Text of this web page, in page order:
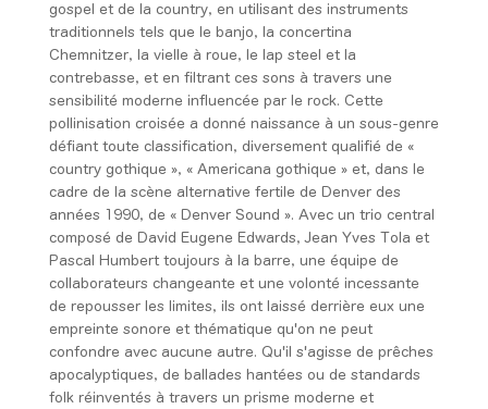
gospel et de la country, en utilisant des instruments
traditionnels tels que le banjo, la concertina
Chemnitzer, la vielle à roue, le lap steel et la
contrebasse, et en filtrant ces sons à travers une
sensibilité moderne influencée par le rock. Cette
pollinisation croisée a donné naissance à un sous-genre
défiant toute classification, diversement qualifié de «
country gothique », « Americana gothique » et, dans le
cadre de la scène alternative fertile de Denver des
années 1990, de « Denver Sound ». Avec un trio central
composé de David Eugene Edwards, Jean Yves Tola et
Pascal Humbert toujours à la barre, une équipe de
collaborateurs changeante et une volonté incessante
de repousser les limites, ils ont laissé derrière eux une
empreinte sonore et thématique qu'on ne peut
confondre avec aucune autre. Qu'il s'agisse de prêches
apocalyptiques, de ballades hantées ou de standards
folk réinventés à travers un prisme moderne et